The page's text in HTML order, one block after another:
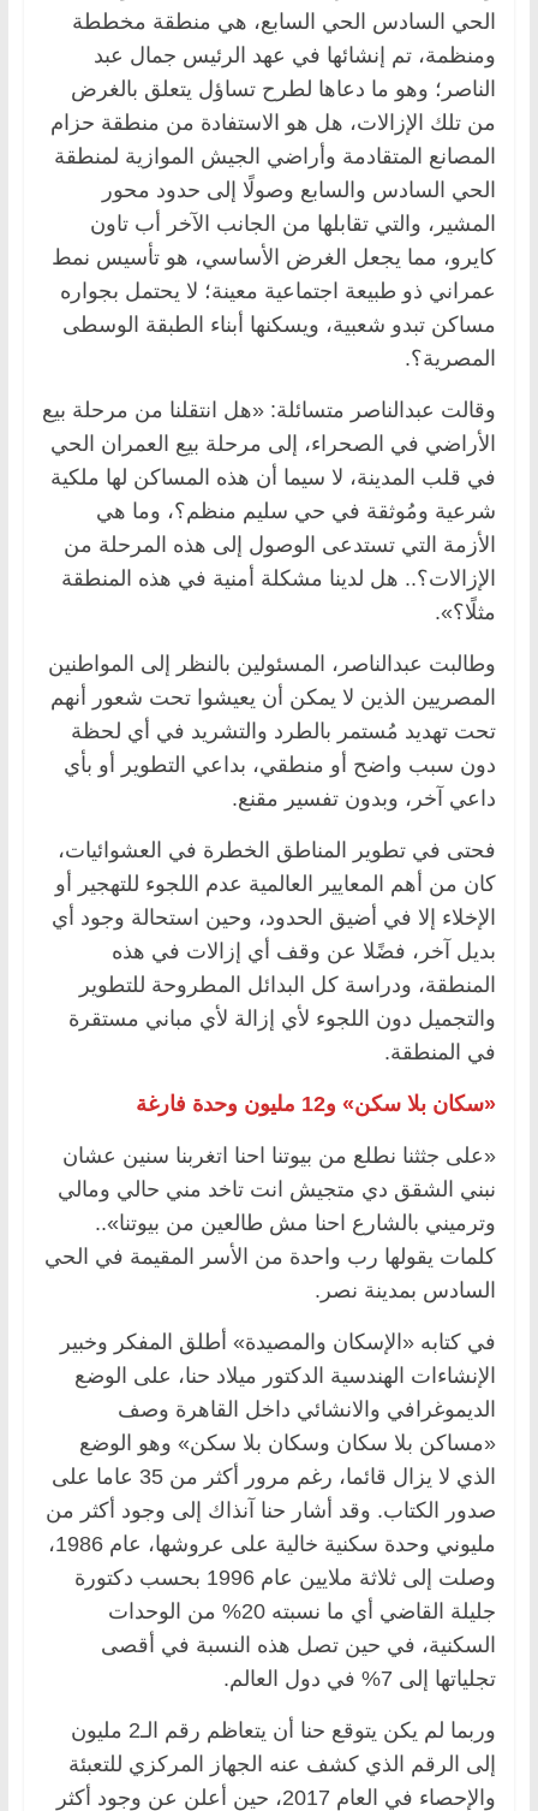
الحي السادس الحي السابع، هي منطقة مخططة
ومنظمة، تم إنشائها في عهد الرئيس جمال عبد
الناصر؛ وهو ما دعاها لطرح تساؤل يتعلق بالغرض
من تلك الإزالات، هل هو الاستفادة من منطقة حزام
المصانع المتقادمة وأراضي الجيش الموازية لمنطقة
الحي السادس والسابع وصولًا إلى حدود محور
المشير، والتي تقابلها من الجانب الآخر أب تاون
كايرو، مما يجعل الغرض الأساسي، هو تأسيس نمط
عمراني ذو طبيعة اجتماعية معينة؛ لا يحتمل بجواره
مساكن تبدو شعبية، ويسكنها أبناء الطبقة الوسطى
المصرية؟.
وقالت عبدالناصر متسائلة: «هل انتقلنا من مرحلة بيع
الأراضي في الصحراء، إلى مرحلة بيع العمران الحي
في قلب المدينة، لا سيما أن هذه المساكن لها ملكية
شرعية ومُوثقة في حي سليم منظم؟، وما هي
الأزمة التي تستدعى الوصول إلى هذه المرحلة من
الإزالات؟.. هل لدينا مشكلة أمنية في هذه المنطقة
مثلًا؟».
وطالبت عبدالناصر، المسئولين بالنظر إلى المواطنين
المصريين الذين لا يمكن أن يعيشوا تحت شعور أنهم
تحت تهديد مُستمر بالطرد والتشريد في أي لحظة
دون سبب واضح أو منطقي، بداعي التطوير أو بأي
داعي آخر، وبدون تفسير مقنع.
فحتى في تطوير المناطق الخطرة في العشوائيات،
كان من أهم المعايير العالمية عدم اللجوء للتهجير أو
الإخلاء إلا في أضيق الحدود، وحين استحالة وجود أي
بديل آخر، فضًلا عن وقف أي إزالات في هذه
المنطقة، ودراسة كل البدائل المطروحة للتطوير
والتجميل دون اللجوء لأي إزالة لأي مباني مستقرة
في المنطقة.
«سكان بلا سكن» و12 مليون وحدة فارغة
«على جثثنا نطلع من بيوتنا احنا اتغربنا سنين عشان
نبني الشقق دي متجيش انت تاخد مني حالي ومالي
وترميني بالشارع احنا مش طالعين من بيوتنا»..
كلمات يقولها رب واحدة من الأسر المقيمة في الحي
السادس بمدينة نصر.
في كتابه «الإسكان والمصيدة» أطلق المفكر وخبير
الإنشاءات الهندسية الدكتور ميلاد حنا، على الوضع
الديموغرافي والانشائي داخل القاهرة وصف
«مساكن بلا سكان وسكان بلا سكن» وهو الوضع
الذي لا يزال قائما، رغم مرور أكثر من 35 عاما على
صدور الكتاب. وقد أشار حنا آنذاك إلى وجود أكثر من
مليوني وحدة سكنية خالية على عروشها، عام 1986،
وصلت إلى ثلاثة ملايين عام 1996 بحسب دكتورة
جليلة القاضي أي ما نسبته 20% من الوحدات
السكنية، في حين تصل هذه النسبة في أقصى
تجلياتها إلى 7% في دول العالم.
وربما لم يكن يتوقع حنا أن يتعاظم رقم الـ2 مليون
إلى الرقم الذي كشف عنه الجهاز المركزي للتعبئة
والإحصاء في العام 2017، حين أعلن عن وجود أكثر